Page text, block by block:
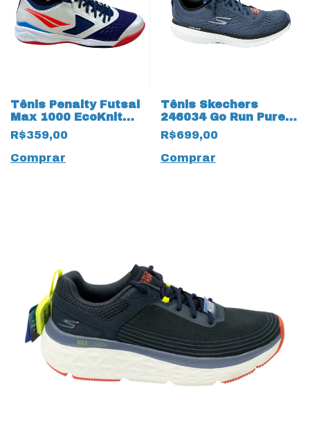
Tênis Penalty Futsal
Max 1000 EcoKnit
Branco 18824 Tricolor
R$359,00
Comprar
Tênis Skechers
246034 Go Run Pure 3
com Arch Fit 15513
Marinho
R$699,00
Comprar